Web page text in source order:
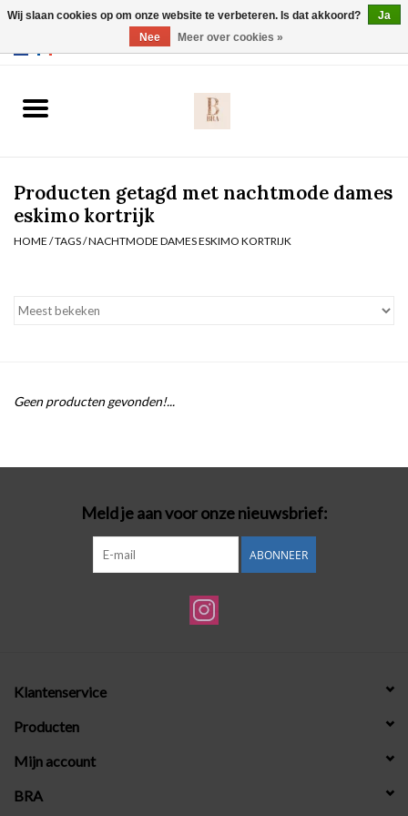
Slip
Body
Homewear
Producten getagd met nachtmode dames
eskimo kortrijk
HOME /TAGS/NACHTMODE DAMES ESKIMO KORTRIJK
Geen producten gevonden!...
Meld je aan voor onze nieuwsbrief:
ABONNEER
Klantenservice
Producten
Mijn account
BRA
Wij slaan cookies op om onze website te verbeteren. Is dat akkoord?
Ja
Nee
Meer over cookies »
Webshop werkt met EU maten. .